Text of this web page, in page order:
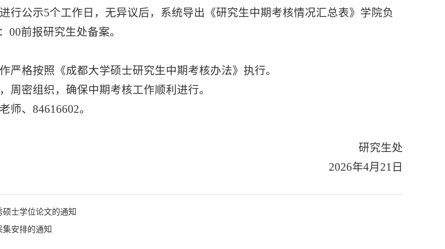
行公示5个工作日，无异议后，系统导出《研究生中期考核情况汇总表》学院负
00前报研究生处备案。
严格按照《成都大学硕士研究生中期考核办法》执行。
周密组织，确保中期考核工作顺利进行。
师、84616602。
研究生处
2026年4月21日
硕士学位论文的通知
集安排的通知